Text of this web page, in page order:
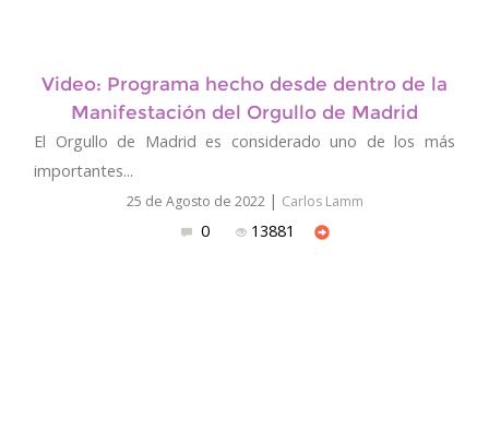
Video: Programa hecho desde dentro de la
Manifestación del Orgullo de Madrid
El Orgullo de Madrid es considerado uno de los más
importantes...
25 de Agosto de 2022 | Carlos Lamm
0 13881